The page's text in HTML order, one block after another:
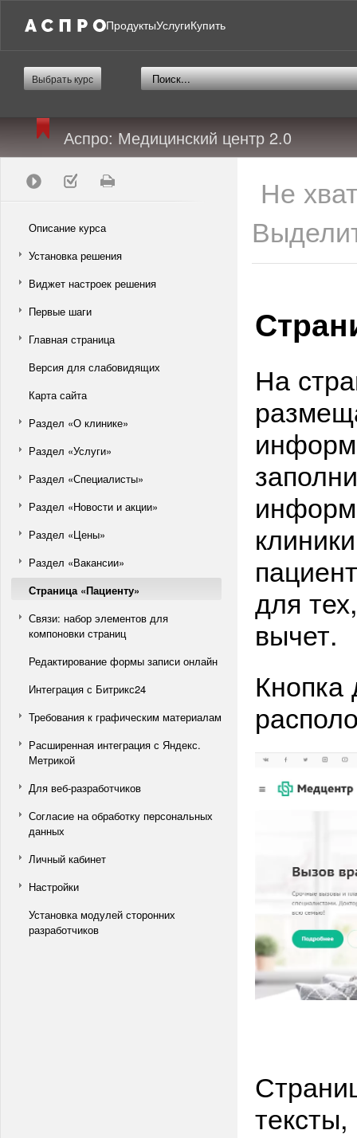
ПродуктыУслугиКупить
Выбрать курс
Аспро: Медицинский центр 2.0
Описание курса
Установка решения
Виджет настроек решения
Первые шаги
Главная страница
Версия для слабовидящих
Карта сайта
Раздел «О клинике»
Раздел «Услуги»
Раздел «Специалисты»
Раздел «Новости и акции»
Раздел «Цены»
Раздел «Вакансии»
Страница «Пациенту»
Связи: набор элементов для
компоновки страниц
Редактирование формы записи онлайн
Интеграция с Битрикс24
Требования к графическим материалам
Расширенная интеграция с Яндекс.
Метрикой
Для веб-разработчиков
Согласие на обработку персональных
данных
Личный кабинет
Настройки
Установка модулей сторонних
разработчиков
Не
На
для
вычет.
Кнопка